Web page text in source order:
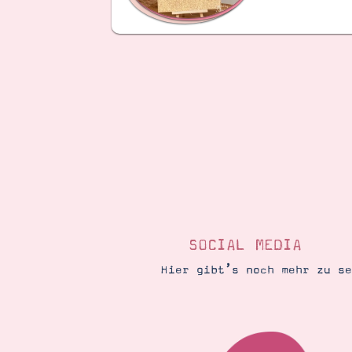
SOCIAL MEDIA
Hier gibt’s noch mehr zu